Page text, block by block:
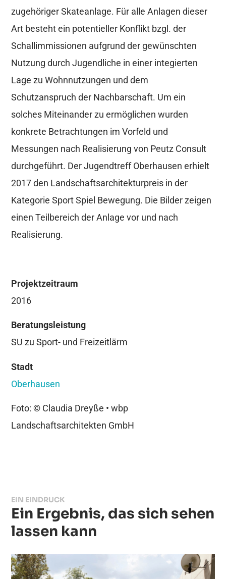
zugehöriger Skateanlage. Für alle Anlagen dieser
Art besteht ein potentieller Konflikt bzgl. der
Schallimmissionen aufgrund der gewünschten
Nutzung durch Jugendliche in einer integierten
Lage zu Wohnnutzungen und dem
Schutzanspruch der Nachbarschaft. Um ein
solches Miteinander zu ermöglichen wurden
konkrete Betrachtungen im Vorfeld und
Messungen nach Realisierung von Peutz Consult
durchgeführt. Der Jugendtreff Oberhausen erhielt
2017 den Landschaftsarchitekturpreis in der
Kategorie Sport Spiel Bewegung. Die Bilder zeigen
einen Teilbereich der Anlage vor und nach
Realisierung.
Projektzeitraum
2016
Beratungsleistung
SU zu Sport- und Freizeitlärm
Stadt
Oberhausen
Foto: © Claudia Dreyße • wbp
Landschaftsarchitekten GmbH
EIN EINDRUCK
Ein Ergebnis, das sich sehen
lassen kann